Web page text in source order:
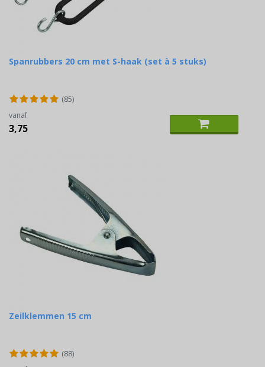
Spanrubbers 20 cm met S-haak (set à 5 stuks)
(85)
vanaf
3,75
Zeilklemmen 15 cm
(88)